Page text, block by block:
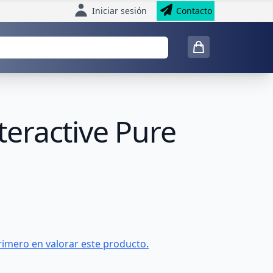
Iniciar sesión Contacto
Pure
en valorar este producto.